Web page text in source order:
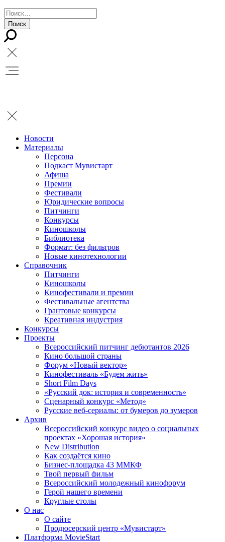
Новости
Материалы
Персона
Подкаст Мувистарт
Афиша
Премии
Фестивали
Юридические вопросы
Питчинги
Конкурсы
Киношколы
Библиотека
Формат: без фильтров
Новые кинотехнологии
Справочник
Питчинги
Киношколы
Кинофестивали и премии
Фестивальные агентства
Грантовые конкурсы
Креативная индустрия
Конкурсы
Проекты
Всероссийский питчинг дебютантов 2026
Кино большой страны
Форум «Новый вектор»
Кинофестиваль «Будем жить»
Short Film Days
«Русский док: история и современность»
Сценарный конкурс «Метод»
Русские веб-сериалы: от бумеров до зумеров
Архив
Всероссийский конкурс видео о социальных
проектах «Хорошая история»
New Distribution
Как создаётся кино
Бизнес-площадка 43 ММКФ
Твой первый фильм
Всероссийский молодежный кинофорум
Герой нашего времени
Круглые столы
О нас
О сайте
Продюсерский центр «Мувистарт»
Платформа MovieStart